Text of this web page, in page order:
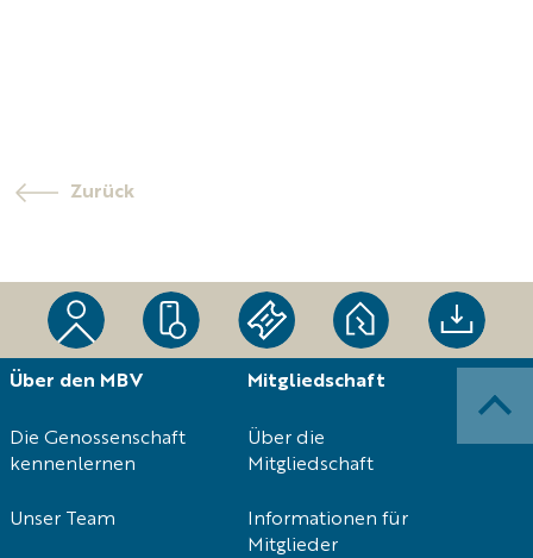
Zurück
Navigation
Über den MBV
Die Genossenschaft
kennenlernen
Unser Team
Mitgliedschaft
Über die
Mitgliedschaft
Informationen für
Mitglieder